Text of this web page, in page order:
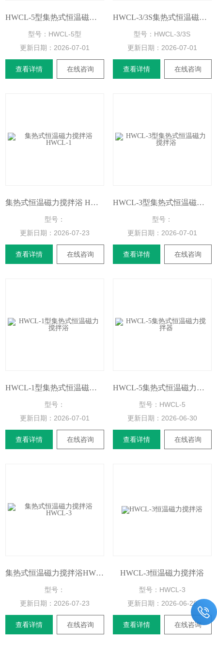
HWCL-5型集热式恒温磁力搅拌浴
型号：HWCL-5型
更新日期： 2026-07-01
查看详情 在线咨询
HWCL-3/3S集热式恒温磁力搅拌浴
型号：HWCL-3/3S
更新日期： 2026-07-01
查看详情 在线咨询
集热式恒温磁力搅拌浴 HWCL-1
型号：
更新日期： 2026-07-23
查看详情 在线咨询
HWCL-3型集热式恒温磁力搅拌浴
型号：
更新日期： 2026-07-01
查看详情 在线咨询
HWCL-1型集热式恒温磁力搅拌浴
型号：
更新日期： 2026-07-01
查看详情 在线咨询
HWCL-5集热式恒温磁力搅拌器
型号：HWCL-5
更新日期： 2026-06-30
查看详情 在线咨询
集热式恒温磁力搅拌浴HWCL-3
型号：
更新日期： 2026-07-23
查看详情 在线咨询
HWCL-3恒温磁力搅拌浴
型号：HWCL-3
更新日期： 2026-06-28
查看详情 在线咨询